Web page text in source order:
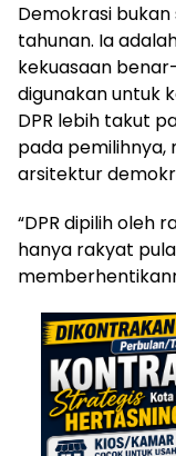
Demokrasi
tahunan. Ia
kekuasaan
digunakan untuk
DPR lebih takut
pada pemilihnya,
arsitektur
“DPR dipilih oleh
hanya rakyat